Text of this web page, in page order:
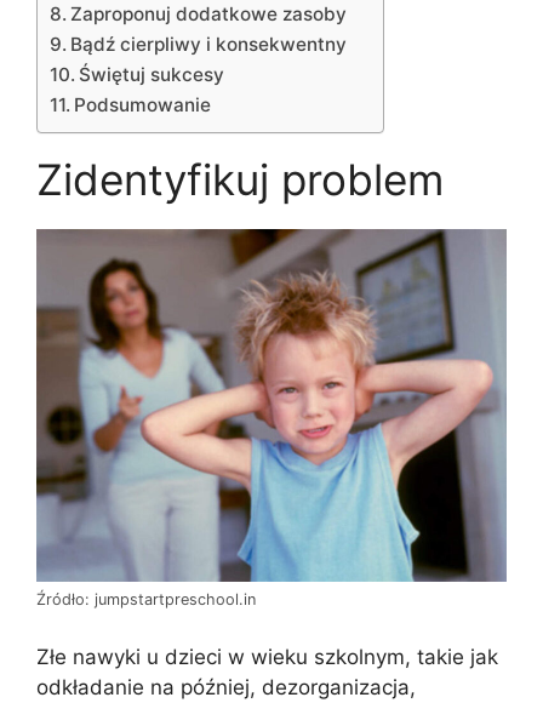
Zaproponuj dodatkowe zasoby
Bądź cierpliwy i konsekwentny
Świętuj sukcesy
Podsumowanie
Zidentyfikuj problem
Źródło: jumpstartpreschool.in
Złe nawyki u dzieci w wieku szkolnym, takie jak
odkładanie na później, dezorganizacja,